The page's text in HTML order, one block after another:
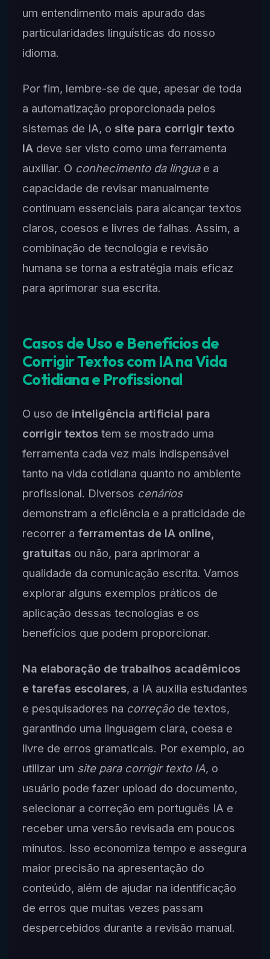
um entendimento mais apurado das
particularidades linguísticas do nosso
idioma.
Por fim, lembre-se de que, apesar de toda
a automatização proporcionada pelos
sistemas de IA, o site para corrigir texto
IAdeve ser visto como uma ferramenta
auxiliar. O conhecimento da línguae a
capacidade de revisar manualmente
continuam essenciais para alcançar textos
claros, coesos e livres de falhas. Assim, a
combinação de tecnologia e revisão
humana se torna a estratégia mais eficaz
para aprimorar sua escrita.
Casos de Uso e Benefícios de
Corrigir Textos com IA na Vida
Cotidiana e Profissional
O uso de inteligência artificial para
corrigir textostem se mostrado uma
ferramenta cada vez mais indispensável
tanto na vida cotidiana quanto no ambiente
profissional. Diversos cenários
demonstram a eficiência e a praticidade de
recorrer a ferramentas de IA online,
gratuitasou não, para aprimorar a
qualidade da comunicação escrita. Vamos
explorar alguns exemplos práticos de
aplicação dessas tecnologias e os
benefícios que podem proporcionar.
Na elaboração de trabalhos acadêmicos
e tarefas escolares, a IA auxilia estudantes
e pesquisadores na correçãode textos,
garantindo uma linguagem clara, coesa e
livre de erros gramaticais. Por exemplo, ao
utilizar um site para corrigir texto IA, o
usuário pode fazer upload do documento,
selecionar a correção em português IA e
receber uma versão revisada em poucos
minutos. Isso economiza tempo e assegura
maior precisão na apresentação do
conteúdo, além de ajudar na identificação
de erros que muitas vezes passam
despercebidos durante a revisão manual.